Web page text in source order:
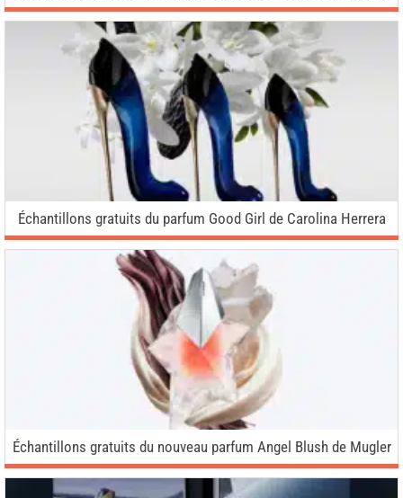
Échantillons gratuits du parfum Good Girl de Carolina Herrera
Échantillons gratuits du nouveau parfum Angel Blush de Mugler